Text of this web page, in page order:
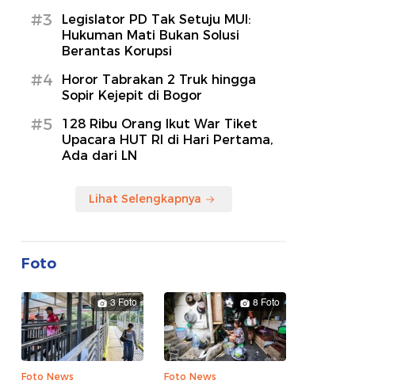
#3
Legislator PD Tak Setuju MUI:
Hukuman Mati Bukan Solusi
Berantas Korupsi
#4
Horor Tabrakan 2 Truk hingga
Sopir Kejepit di Bogor
#5
128 Ribu Orang Ikut War Tiket
Upacara HUT RI di Hari Pertama,
Ada dari LN
Lihat Selengkapnya
Foto
3 Foto
Foto News
8 Foto
Foto News